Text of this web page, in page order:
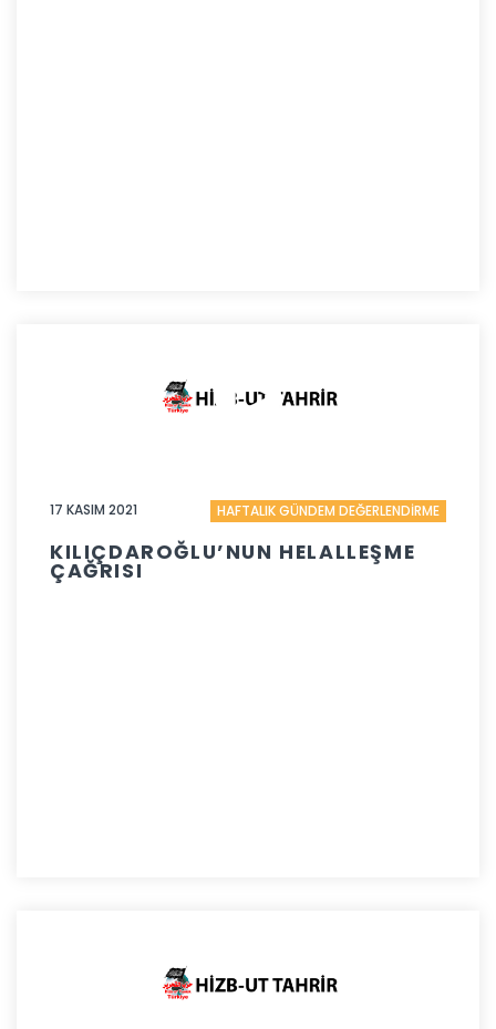
17 KASIM 2021 HAFTALIK GÜNDEM DEĞERLENDİRME
KILIÇDAROĞLU’NUN HELALLEŞME
ÇAĞRISI